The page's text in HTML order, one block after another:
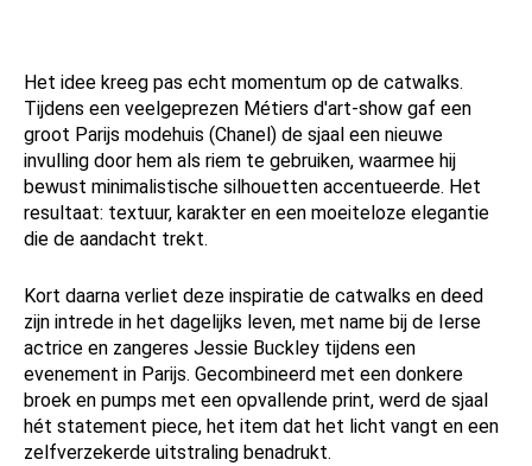
Het idee kreeg pas echt momentum op de catwalks.
Tijdens een veelgeprezen Métiers d'art-show gaf een
groot Parijs modehuis (Chanel) de sjaal een nieuwe
invulling door hem als riem te gebruiken, waarmee hij
bewust minimalistische silhouetten accentueerde. Het
resultaat: textuur, karakter en een moeiteloze elegantie
die de aandacht trekt.
Kort daarna verliet deze inspiratie de catwalks en deed
zijn intrede in het dagelijks leven, met name bij de Ierse
actrice en zangeres Jessie Buckley tijdens een
evenement in Parijs. Gecombineerd met een donkere
broek en pumps met een opvallende print, werd de sjaal
hét statement piece, het item dat het licht vangt en een
zelfverzekerde uitstraling benadrukt.